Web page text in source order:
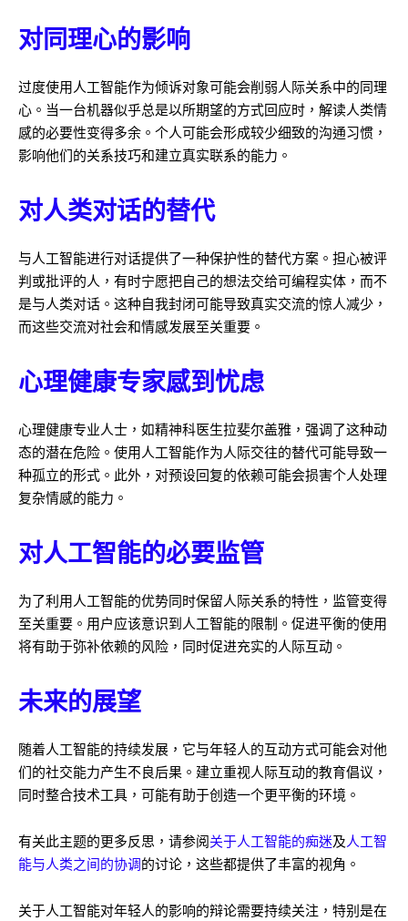
对同理心的影响
过度使用人工智能作为倾诉对象可能会削弱人际关系中的同理
心。当一台机器似乎总是以所期望的方式回应时，解读人类情
感的必要性变得多余。个人可能会形成较少细致的沟通习惯，
影响他们的关系技巧和建立真实联系的能力。
对人类对话的替代
与人工智能进行对话提供了一种保护性的替代方案。担心被评
判或批评的人，有时宁愿把自己的想法交给可编程实体，而不
是与人类对话。这种自我封闭可能导致真实交流的惊人减少，
而这些交流对社会和情感发展至关重要。
心理健康专家感到忧虑
心理健康专业人士，如精神科医生拉斐尔·盖雅，强调了这种动
态的潜在危险。使用人工智能作为人际交往的替代可能导致一
种孤立的形式。此外，对预设回复的依赖可能会损害个人处理
复杂情感的能力。
对人工智能的必要监管
为了利用人工智能的优势同时保留人际关系的特性，监管变得
至关重要。用户应该意识到人工智能的限制。促进平衡的使用
将有助于弥补依赖的风险，同时促进充实的人际互动。
未来的展望
随着人工智能的持续发展，它与年轻人的互动方式可能会对他
们的社交能力产生不良后果。建立重视人际互动的教育倡议，
同时整合技术工具，可能有助于创造一个更平衡的环境。
有关此主题的更多反思，请参阅关于人工智能的痴迷及人工智
能与人类之间的协调的讨论，这些都提供了丰富的视角。
关于人工智能对年轻人的影响的辩论需要持续关注，特别是在